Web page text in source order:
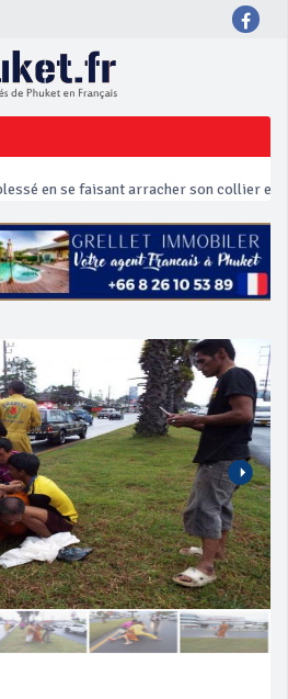
la sécurité pendant Songkran
routière ‘Seven Days of Danger’ de